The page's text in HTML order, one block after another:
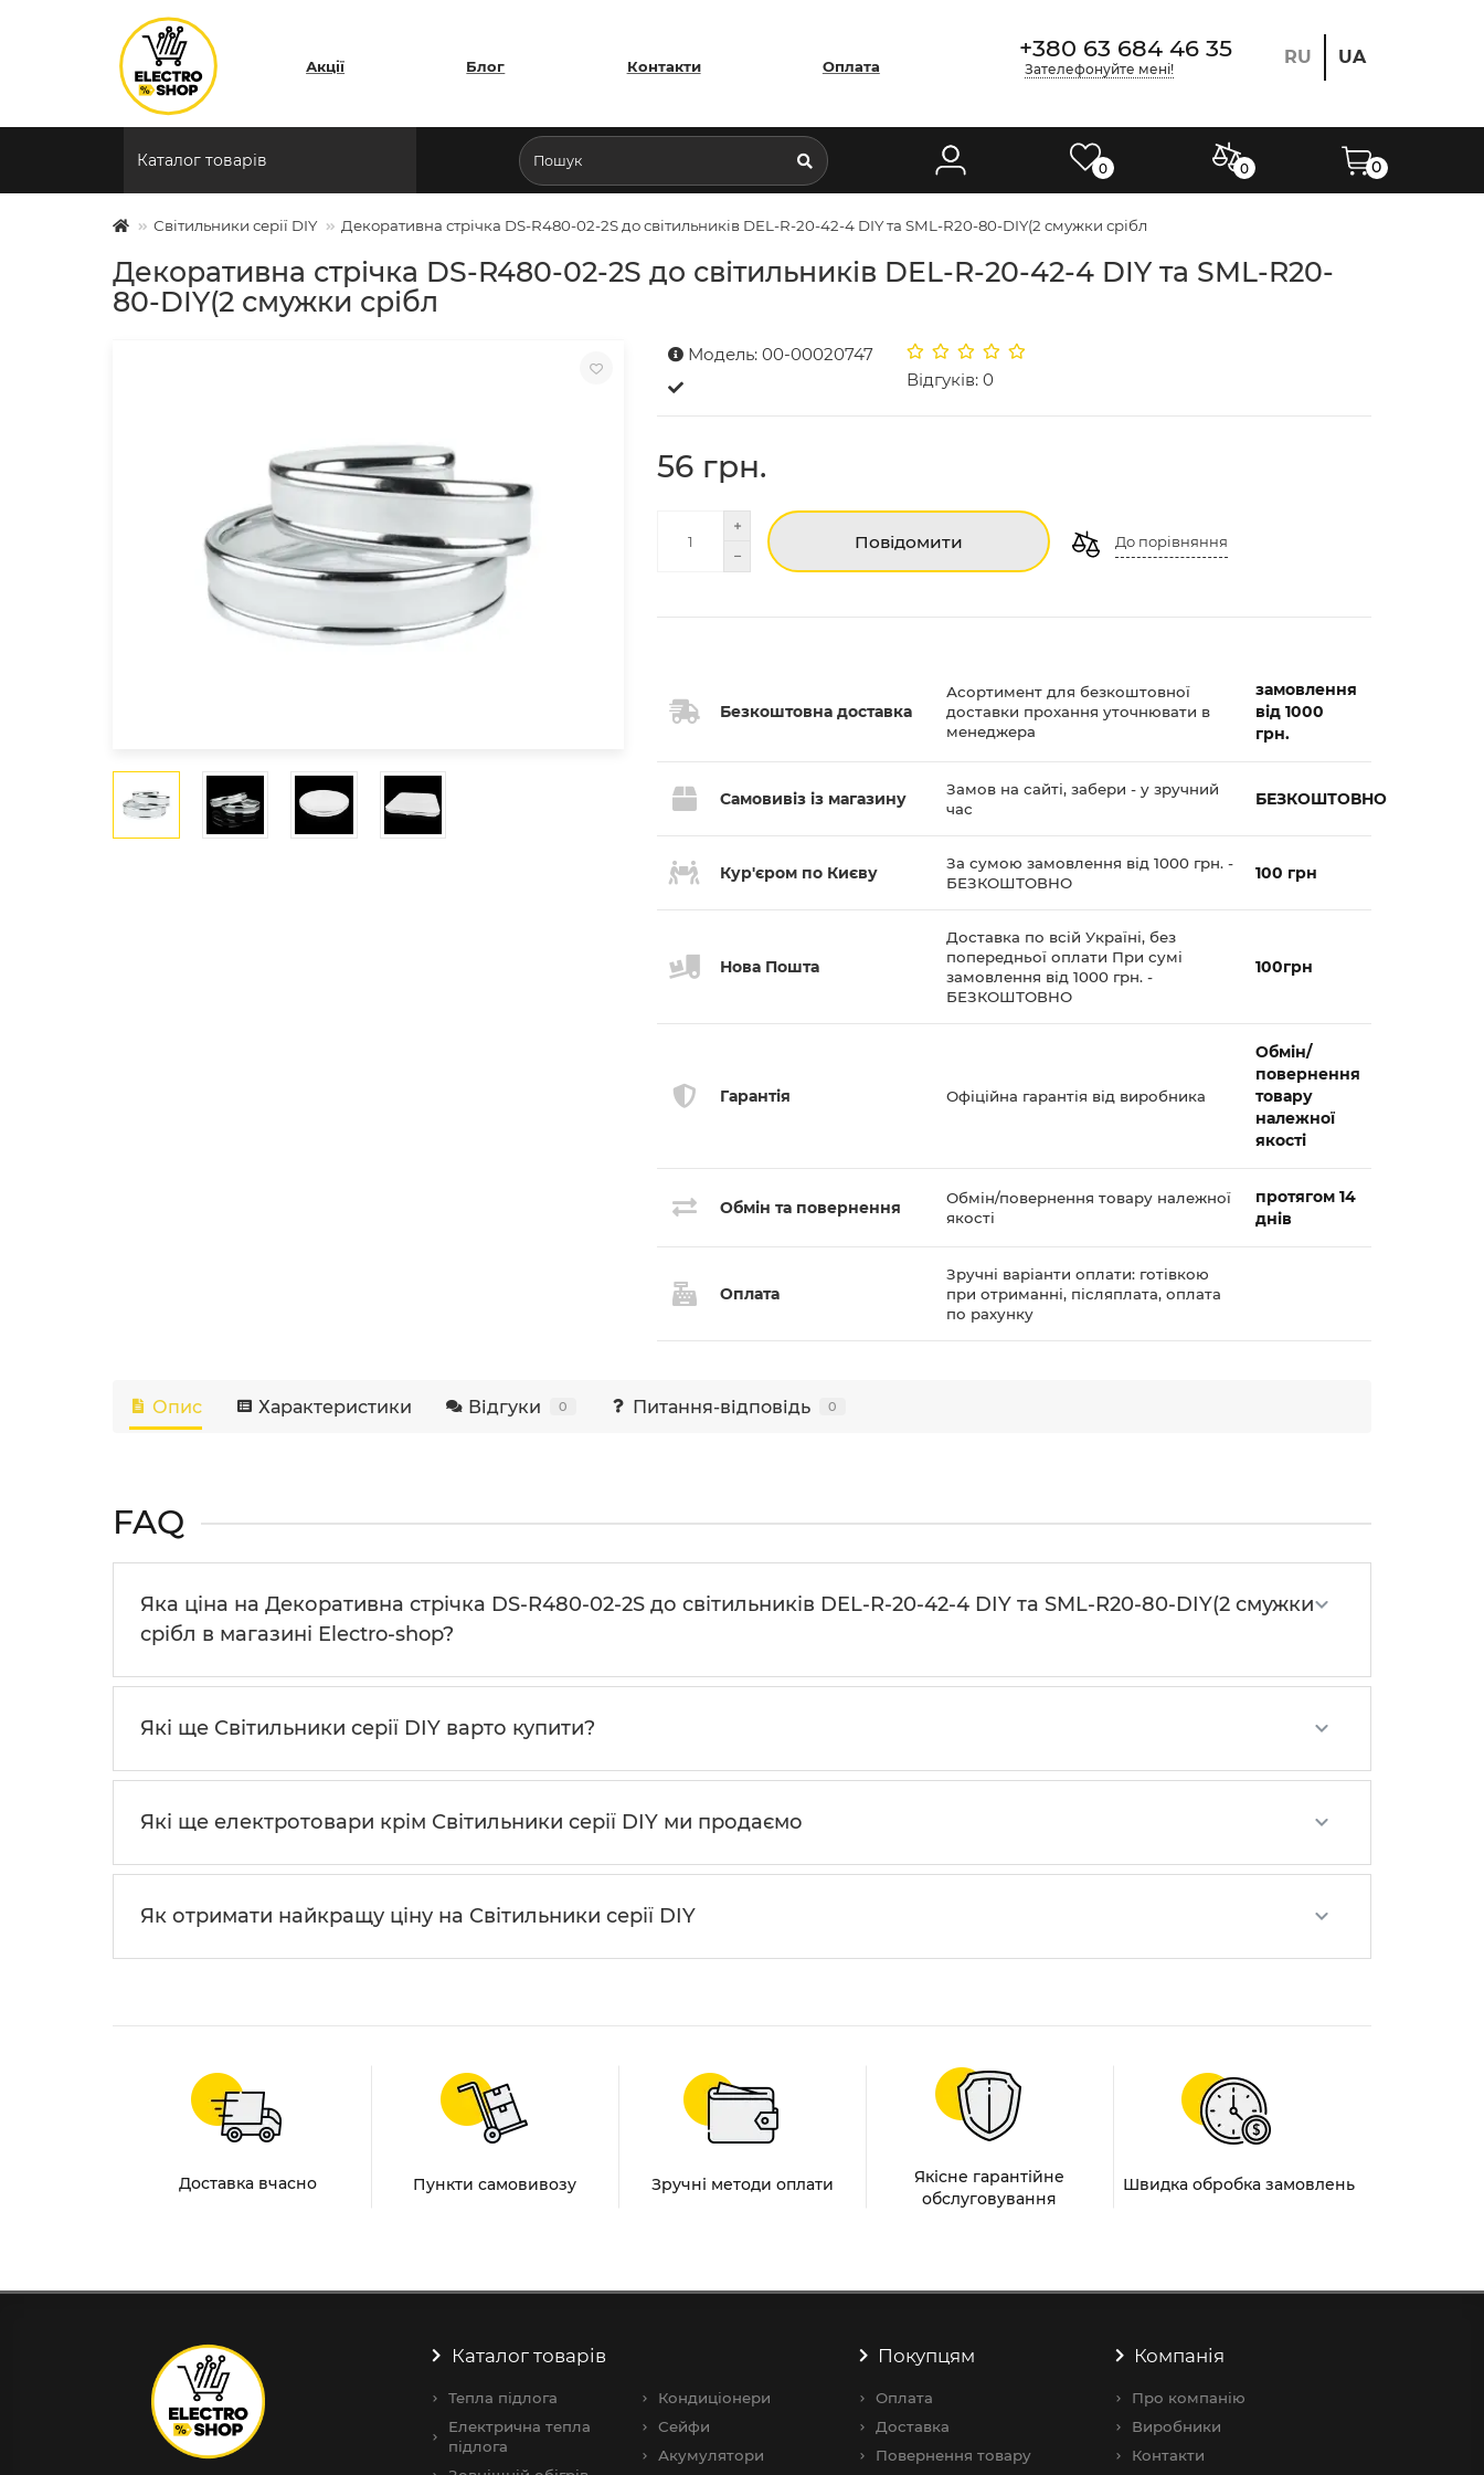
Акції Блог Контакти Оплата
+380 63 684 46 35
Зателефонуйте мені!
RU UA
Каталог товарів 0 0 0
Світильники серії DIY Декоративна стрічка DS-R480-02-2S до світильників DEL-R-20-42-4 DIY та SML-R20-80-DIY(2 смужки срібл
Декоративна стрічка DS-R480-02-2S до світильників DEL-R-20-42-4 DIY та SML-R20-
80-DIY(2 смужки срібл
Модель: 00-00020747
Відгуків: 0
56 грн.
Повідомити До порівняння
Безкоштовна доставка
Асортимент для безкоштовної
доставки прохання уточнювати в
менеджера
замовлення
від 1000
грн.
Самовивіз із магазину
Замов на сайті, забери - у зручний
час
БЕЗКОШТОВНО
Кур'єром по Києву
За сумою замовлення від 1000 грн. -
БЕЗКОШТОВНО
100 грн
Нова Пошта
Доставка по всій Україні, без
попередньої оплати При сумі
замовлення від 1000 грн. -
БЕЗКОШТОВНО
100грн
Гарантія Офіційна гарантія від виробника
Обмін/
повернення
товару
належної
якості
Обмін та повернення
Обмін/повернення товару належної
якості
протягом 14
днів
Оплата
Зручні варіанти оплати: готівкою
при отриманні, післяплата, оплата
по рахунку
Опис Характеристики Відгуки 0 Питання-відповідь 0
FAQ
Яка ціна на Декоративна стрічка DS-R480-02-2S до світильників DEL-R-20-42-4 DIY та SML-R20-80-DIY(2 смужки
срібл в магазині Electro-shop?
Які ще Світильники серії DIY варто купити?
Які ще електротовари крім Світильники серії DIY ми продаємо
Як отримати найкращу ціну на Світильники серії DIY
Доставка вчасно Пункти самовивозу Зручні методи оплати
Якісне гарантійне
обслуговування
Швидка обробка замовлень
Каталог товарів
Тепла підлога
Електрична тепла
підлога
Кондиціонери
Сейфи
Акумулятори
Покупцям
Оплата
Доставка
Повернення товару
Компанія
Про компанію
Виробники
Контакти